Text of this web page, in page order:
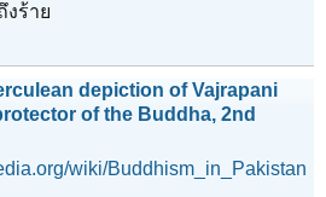
งร้าย
depiction of Vajrapani
of the Buddha, 2nd
wiki/Buddhism_in_Pakistan